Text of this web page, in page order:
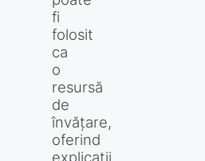
fi
folosit
ca
o
resursă
de
învățare,
oferind
explicații